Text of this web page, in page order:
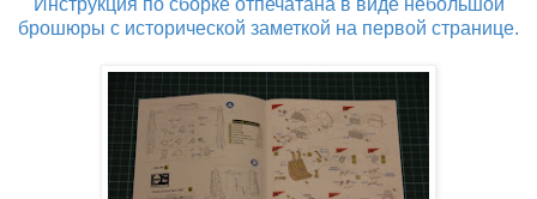
брошюры с исторической заметкой на первой странице.